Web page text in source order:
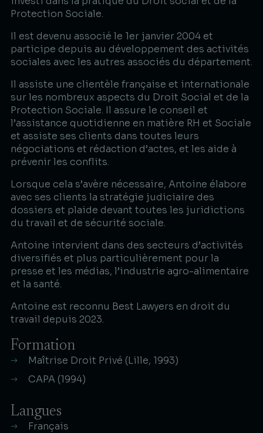
Protection Sociale.
Il est devenu associé le 1er janvier 2004 et
participe depuis au développement des activités
sociales avec les autres associés du département.
Il assiste une clientèle française et internationale
sur les nombreux aspects du Droit Social et de la
Protection Sociale. Il assure le conseil et
l’assistance quotidienne en matière RH et Sociale
et assiste ses clients dans toutes leurs
négociations et rédaction d’actes, et les aide à
prévenir les conflits.
Lorsque cela s’avère nécessaire, Antoine élabore
avec ses clients la stratégie judiciaire des
dossiers et plaide devant toutes les juridictions
du travail et de sécurité sociale.
Antoine intervient dans des secteurs d’activités
diversifiés et plus particulièrement pour la
presse et les médias, l’industrie agro-alimentaire
et la santé.
Antoine est reconnu Best Lawyers en droit du
travail depuis 2023.
Formation
Maîtrise Droit Privé (Lille, 1993)
CAPA (1994)
Langues
Français